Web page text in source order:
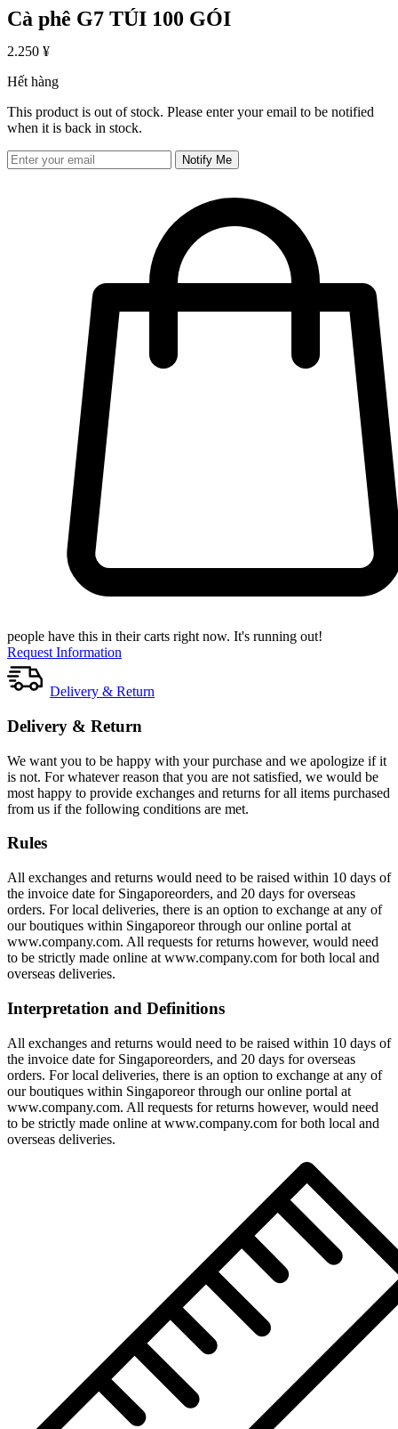
Cà phê G7 TÚI 100 GÓI
2.250 ¥
Hết hàng
This product is out of stock. Please enter your email to be notified
when it is back in stock.
Notify Me
people have this in their carts right now. It's running out!
Request Information
Delivery & Return
Delivery & Return
We want you to be happy with your purchase and we apologize if it
is not. For whatever reason that you are not satisfied, we would be
most happy to provide exchanges and returns for all items purchased
from us if the following conditions are met.
Rules
All exchanges and returns would need to be raised within 10 days of
the invoice date for Singaporeorders, and 20 days for overseas
orders. For local deliveries, there is an option to exchange at any of
our boutiques within Singaporeor through our online portal at
www.company.com. All requests for returns however, would need
to be strictly made online at www.company.com for both local and
overseas deliveries.
Interpretation and Definitions
All exchanges and returns would need to be raised within 10 days of
the invoice date for Singaporeorders, and 20 days for overseas
orders. For local deliveries, there is an option to exchange at any of
our boutiques within Singaporeor through our online portal at
www.company.com. All requests for returns however, would need
to be strictly made online at www.company.com for both local and
overseas deliveries.